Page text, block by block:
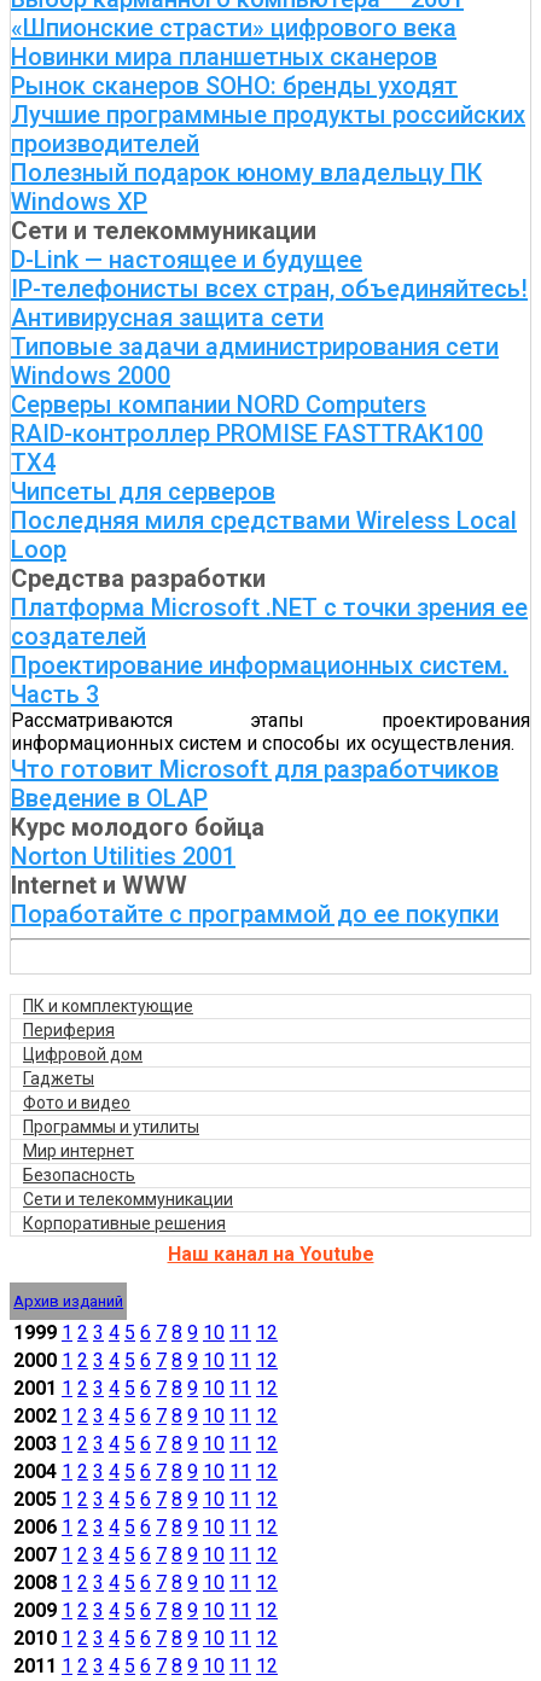
«Шпионские страсти» цифрового века
Новинки мира планшетных сканеров
Рынок сканеров SOHO: бренды уходят
Лучшие программные продукты российских
производителей
Полезный подарок юному владельцу ПК
Windows XP
Сети и телекоммуникации
D-Link — настоящее и будущее
IP-телефонисты всех стран, объединяйтесь!
Антивирусная защита сети
Типовые задачи администрирования сети
Windows 2000
Серверы компании NORD Computers
RAID-контроллер PROMISE FASTTRAK100
TX4
Чипсеты для серверов
Последняя миля средствами Wireless Local
Loop
Средства разработки
Платформа Microsoft .NET с точки зрения ее
создателей
Проектирование информационных систем.
Часть 3
Рассматриваются этапы проектирования
информационных систем и способы их осуществления.
Что готовит Microsoft для разработчиков
Введение в OLAP
Курс молодого бойца
Norton Utilities 2001
Internet и WWW
Поработайте с программой до ее покупки
ПК и комплектующие
Периферия
Цифровой дом
Гаджеты
Фото и видео
Программы и утилиты
Мир интернет
Безопасность
Сети и телекоммуникации
Корпоративные решения
Наш канал на Youtube
Архив изданий
1999 1 2 3 4 5 6 7 8 9 10 11 12
2000 1 2 3 4 5 6 7 8 9 10 11 12
2001 1 2 3 4 5 6 7 8 9 10 11 12
2002 1 2 3 4 5 6 7 8 9 10 11 12
2003 1 2 3 4 5 6 7 8 9 10 11 12
2004 1 2 3 4 5 6 7 8 9 10 11 12
2005 1 2 3 4 5 6 7 8 9 10 11 12
2006 1 2 3 4 5 6 7 8 9 10 11 12
2007 1 2 3 4 5 6 7 8 9 10 11 12
2008 1 2 3 4 5 6 7 8 9 10 11 12
2009 1 2 3 4 5 6 7 8 9 10 11 12
2010 1 2 3 4 5 6 7 8 9 10 11 12
2011 1 2 3 4 5 6 7 8 9 10 11 12